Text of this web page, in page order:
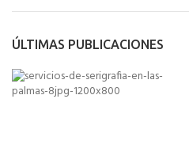
ÚLTIMAS PUBLICACIONES